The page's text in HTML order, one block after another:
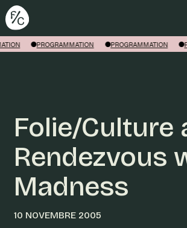
PROGRAMMATION PROGRAMMATION
Rechercher
Folie/Culture
Rendezvous
Madness
10 NOVEMBRE 2005